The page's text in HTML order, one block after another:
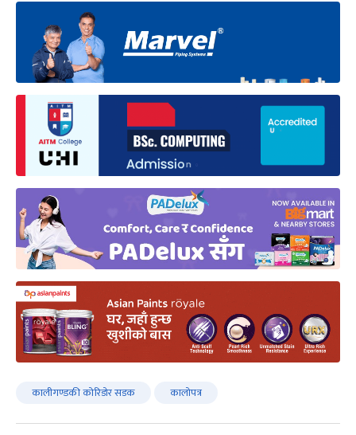
कालीगण्डकी कोरिडोर सडक कालोपत्र